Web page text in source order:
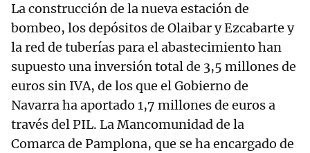
La construcción de la nueva estación de
bombeo, los depósitos de Olaibar y Ezcabarte y
la red de tuberías para el abastecimiento han
supuesto una inversión total de 3,5 millones de
euros sin IVA, de los que el Gobierno de
Navarra ha aportado 1,7 millones de euros a
través del PIL. La Mancomunidad de la
Comarca de Pamplona, que se ha encargado de